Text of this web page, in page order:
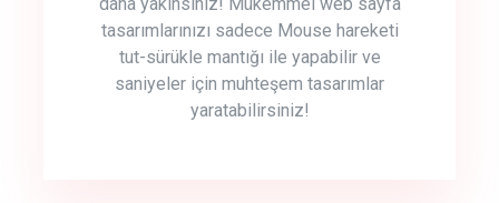
tasarımlarınızı sadece Mouse hareketi
tut-sürükle mantığı ile yapabilir ve
saniyeler için muhteşem tasarımlar
yaratabilirsiniz!